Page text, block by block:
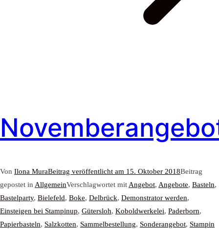
Von Ilona MuraBeitrag veröffentlicht am 15. Oktober 2018Beitrag
gepostet in AllgemeinVerschlagwortet mit Angebot, Angebote, Basteln,
Bastelparty, Bielefeld, Boke, Delbrück, Demonstrator werden,
Einsteigen bei Stampinup, Gütersloh, Koboldwerkelei, Paderborn,
Papierbasteln, Salzkotten, Sammelbestellung, Sonderangebot, Stampin